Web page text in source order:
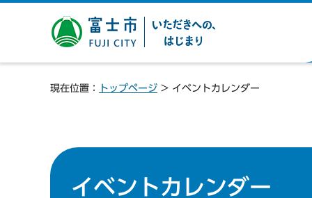
富士市 いただきへの、は
じまり
現在位置： トップページ > イベントカレンダー
イベントカレンダー